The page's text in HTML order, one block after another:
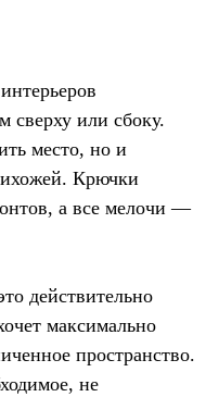
сверху или сбоку.
место, но и
Крючки
а все мелочи —
действительно
максимально
пространство.
не